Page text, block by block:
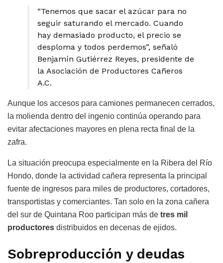
“Tenemos que sacar el azúcar para no
seguir saturando el mercado. Cuando
hay demasiado producto, el precio se
desploma y todos perdemos”, señaló
Benjamín Gutiérrez Reyes, presidente de
la Asociación de Productores Cañeros
A.C.
Aunque los accesos para camiones permanecen cerrados,
la molienda dentro del ingenio continúa operando para
evitar afectaciones mayores en plena recta final de la
zafra.
La situación preocupa especialmente en la Ribera del Río
Hondo, donde la actividad cañera representa la principal
fuente de ingresos para miles de productores, cortadores,
transportistas y comerciantes. Tan solo en la zona cañera
del sur de Quintana Roo participan más de tres mil
productores distribuidos en decenas de ejidos.
Sobreproducción y deudas